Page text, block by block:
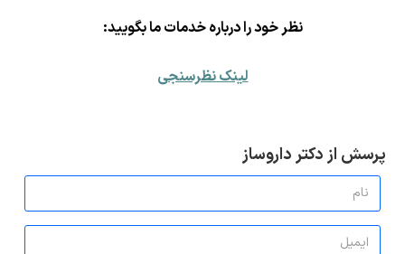
نظر خود را درباره خدمات ما بگویید:
لینک نظرسنجی
پرسش از دکتر داروساز